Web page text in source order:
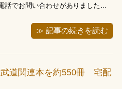
話でお問い合わせがありました。
本で350冊程らしいです。物量的に出
様が宅配でも大丈夫とのことでし
ので、段ボールに梱包して頂き、当
へ着払いで送って頂きました。届い
≫ 記事の続きを読む
道関連本を約550冊 宅配